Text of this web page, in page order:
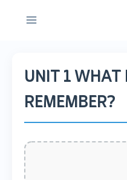
UNIT 1
REMEMBER?